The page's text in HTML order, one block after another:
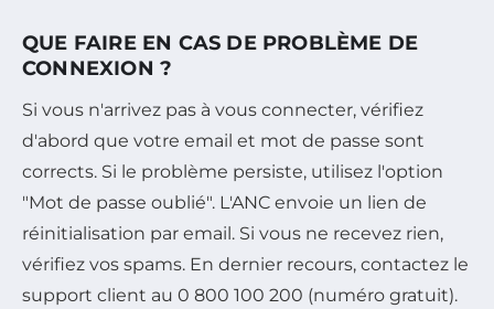
QUE FAIRE EN CAS DE PROBLÈME DE
CONNEXION ?
Si vous n'arrivez pas à vous connecter, vérifiez
d'abord que votre email et mot de passe sont
corrects. Si le problème persiste, utilisez l'option
"Mot de passe oublié". L'ANC envoie un lien de
réinitialisation par email. Si vous ne recevez rien,
vérifiez vos spams. En dernier recours, contactez le
support client au 0 800 100 200 (numéro gratuit).